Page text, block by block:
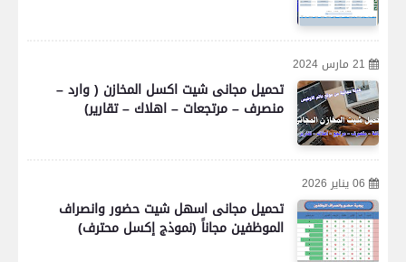
21 مارس 2024
تحميل مجانى شيت اكسل المخازن ( وارد –
منصرف – مرتجعات – اهلاك – تقارير)
06 يناير 2026
تحميل مجانى اسهل شيت حضور وانصراف
الموظفين مجاناً (نموذج إكسل محترف)